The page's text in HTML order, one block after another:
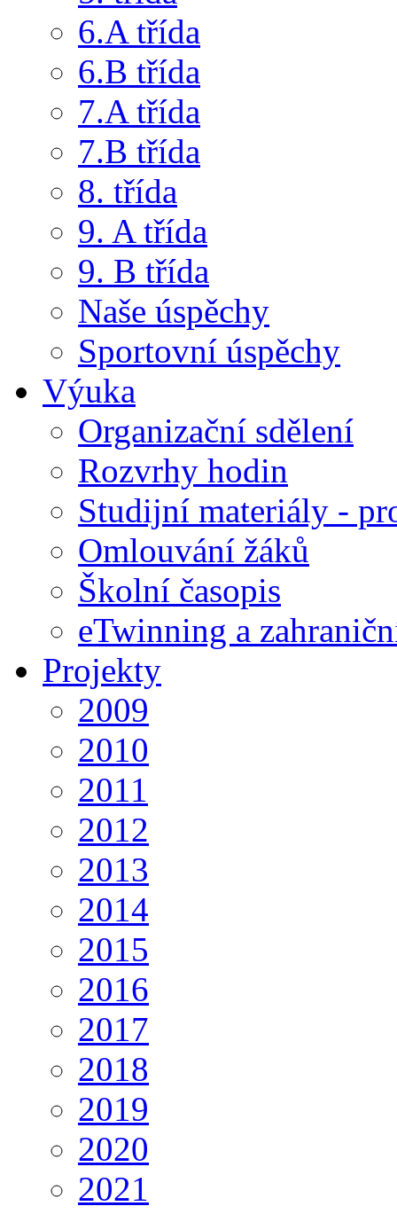
6.A třída
6.B třída
7.A třída
7.B třída
8. třída
9. A třída
9. B třída
Naše úspěchy
Sportovní úspěchy
Výuka
Organizační sdělení
Rozvrhy hodin
Studijní materiály -
Omlouvání žáků
Školní časopis
eTwinning a
Projekty
2009
2010
2011
2012
2013
2014
2015
2016
2017
2018
2019
2020
2021